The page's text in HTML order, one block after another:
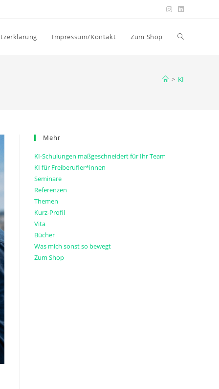
Impressum/Kontakt Zum Shop Website-
> KI
Mehr
KI-Schulungen maßgeschneidert für Ihr Team
KI für Freiberufler*innen
Seminare
Referenzen
Themen
Kurz-Profil
Vita
Bücher
Was mich sonst so bewegt
Zum Shop